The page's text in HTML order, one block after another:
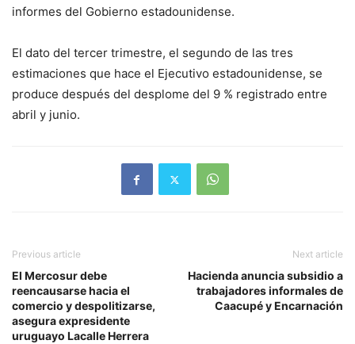
informes del Gobierno estadounidense.
El dato del tercer trimestre, el segundo de las tres
estimaciones que hace el Ejecutivo estadounidense, se
produce después del desplome del 9 % registrado entre
abril y junio.
Previous article
El Mercosur debe
reencausarse hacia el
comercio y despolitizarse,
asegura expresidente
uruguayo Lacalle Herrera
Next article
Hacienda anuncia subsidio a
trabajadores informales de
Caacupé y Encarnación